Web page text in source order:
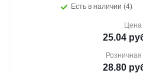
Есть в наличии (4)
Цена
25.04
28.80